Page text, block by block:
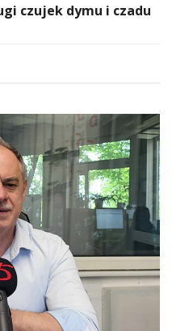
czujek dymu i czadu